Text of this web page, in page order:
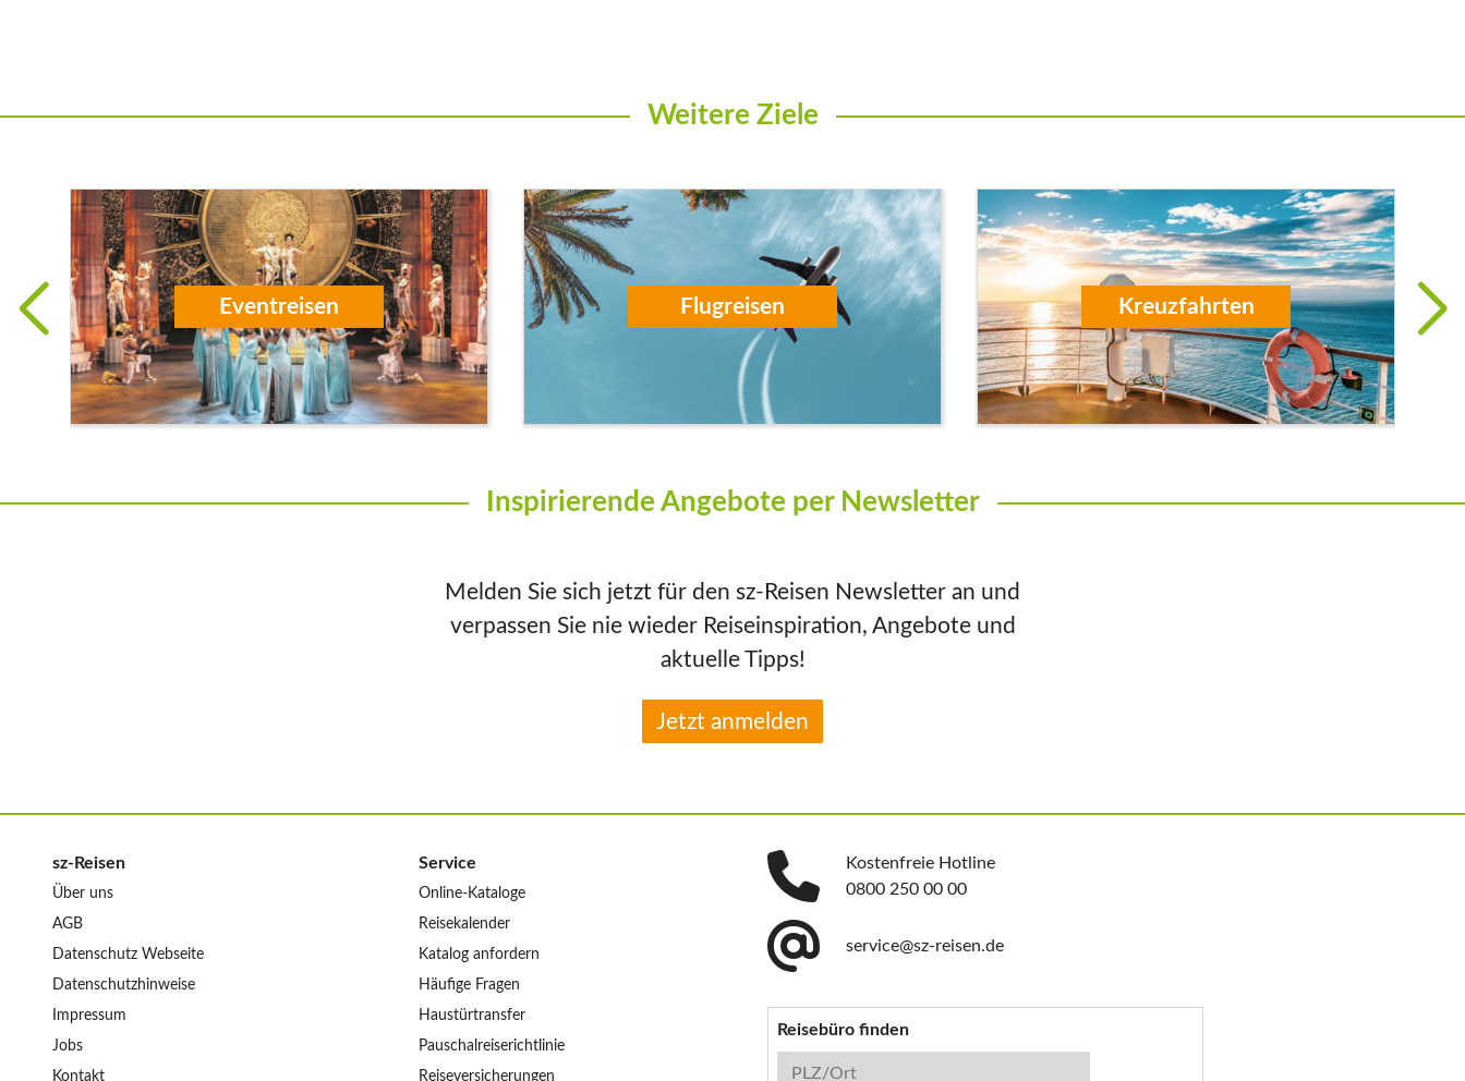
Weitere Ziele
Eventreisen Flugreisen Kreuzfahrten
Inspirierende Angebote per Newsletter
Melden Sie sich jetzt für den sz-Reisen Newsletter an und
verpassen Sie nie wieder Reiseinspiration, Angebote und
aktuelle Tipps!
Jetzt anmelden
sz-Reisen
Über uns
AGB
Datenschutz Webseite
Datenschutzhinweise
Impressum
Jobs
Kontakt
Service
Online-Kataloge
Reisekalender
Katalog anfordern
Häufige Fragen
Haustürtransfer
Pauschalreiserichtlinie
Reiseversicherungen
Kostenfreie Hotline
0800 250 00 00
service@sz-reisen.de
Reisebüro finden
Reisebüro-Suche
PLZ/Ort